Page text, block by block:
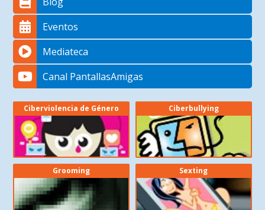
Eventos
Mediateca
Canal PantallasAmigas
Ciberviolencia de Género Ciberbullying
Grooming Sexting